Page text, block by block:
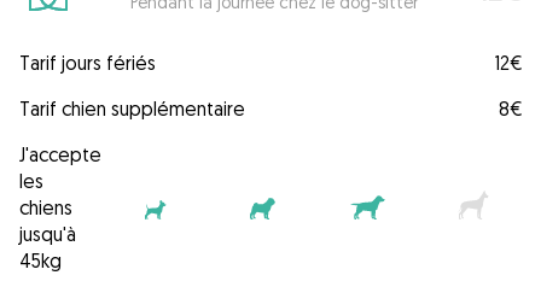
Tarif jours fériés
12€
Tarif chien supplémentaire
8€
J'accepte
les
chiens
jusqu'à
45kg